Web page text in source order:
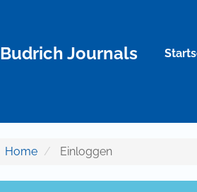
Budrich Journals
Home Einloggen